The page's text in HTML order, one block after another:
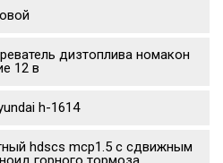
дизтоплива номакон
12 в
h-1614
hdscs mcp1.5 с сдвижным